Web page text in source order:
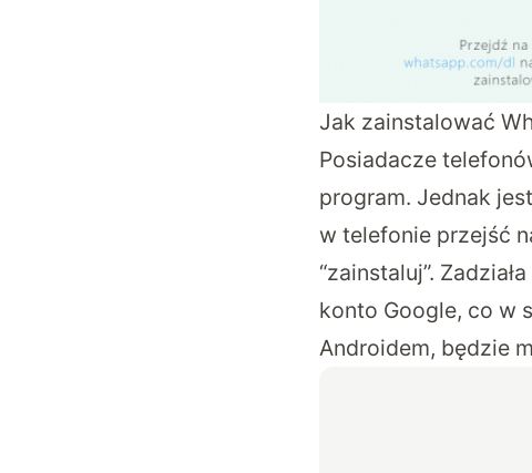
Jak zainstalować
Posiadacze
program. Jednak
w telefonie przejść
“zainstaluj”.
konto Google, co w
Androidem, będzie